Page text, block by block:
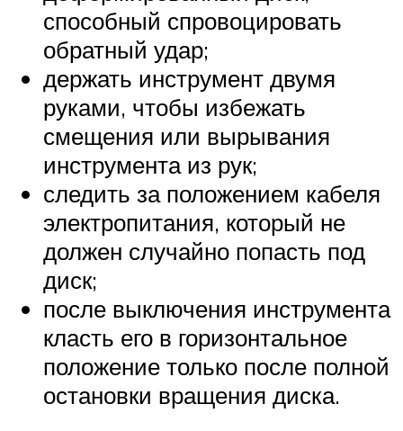
способный спровоцировать
обратный удар;
держать инструмент двумя
руками, чтобы избежать
смещения или вырывания
инструмента из рук;
следить за положением кабеля
электропитания, который не
должен случайно попасть под
диск;
после выключения инструмента
класть его в горизонтальное
положение только после полной
остановки вращения диска.